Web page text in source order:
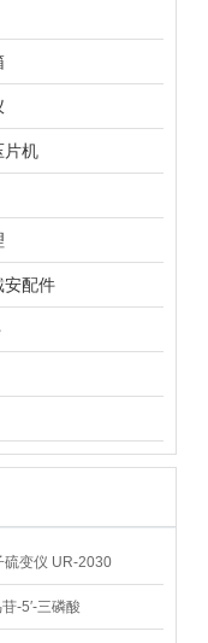
片机
安配件
硫变仪 UR-2030
-5′-三磷酸